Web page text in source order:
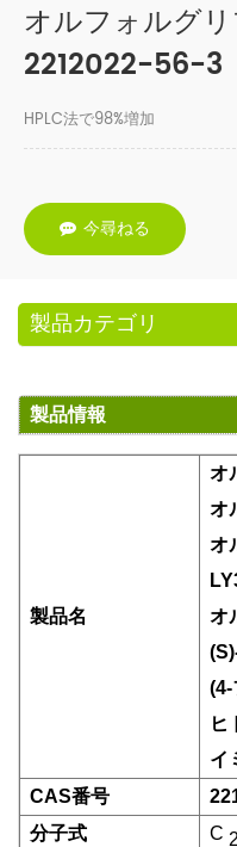
オルフォルグ
2212022-56-3
HPLC法で98%増加
今尋ねる
製品カテゴリ
製品情報
製品名
オ
オ
オ
オ
(4-
ヒ
イ
CAS番号
分子式
C